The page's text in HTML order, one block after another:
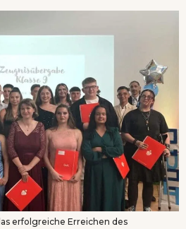
erfolgreiche Erreichen des